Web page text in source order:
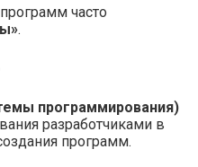
часто
.
программирования)
разработчиками в
программ.